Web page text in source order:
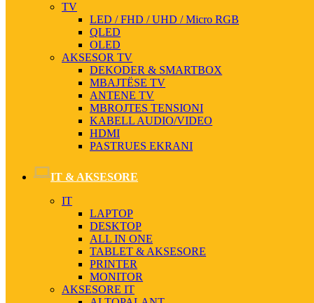
TV
LED / FHD / UHD / Micro RGB
QLED
OLED
AKSESOR TV
DEKODER & SMARTBOX
MBAJTËSE TV
ANTENE TV
MBROJTES TENSIONI
KABELL AUDIO/VIDEO
HDMI
PASTRUES EKRANI
IT & AKSESORE
IT
LAPTOP
DESKTOP
ALL IN ONE
TABLET & AKSESORE
PRINTER
MONITOR
AKSESORE IT